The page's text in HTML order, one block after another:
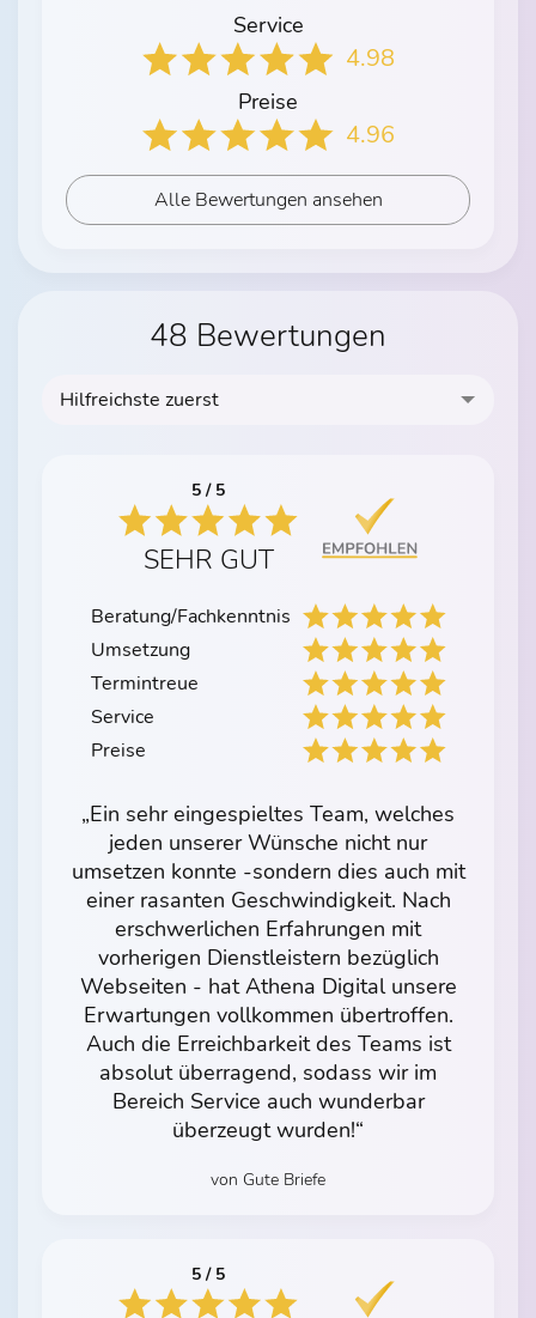
Service
4.98
Preise
4.96
Alle Bewertungen ansehen
48 Bewertungen
Hilfreichste zuerst
5 / 5
SEHR GUT
Beratung/Fachkenntnis
Umsetzung
Termintreue
Service
Preise
„Ein sehr eingespieltes Team, welches
jeden unserer Wünsche nicht nur
umsetzen konnte -sondern dies auch mit
einer rasanten Geschwindigkeit. Nach
erschwerlichen Erfahrungen mit
vorherigen Dienstleistern bezüglich
Webseiten - hat Athena Digital unsere
Erwartungen vollkommen übertroffen.
Auch die Erreichbarkeit des Teams ist
absolut überragend, sodass wir im
Bereich Service auch wunderbar
überzeugt wurden!“
von Gute Briefe
5 / 5